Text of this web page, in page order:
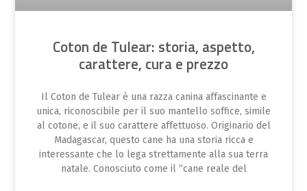
Coton de Tulear: storia, aspetto,
carattere, cura e prezzo
Il Coton de Tulear è una razza canina affascinante e
unica, riconoscibile per il suo mantello soffice, simile
al cotone, e il suo carattere affettuoso. Originario del
Madagascar, questo cane ha una storia ricca e
interessante che lo lega strettamente alla sua terra
natale. Conosciuto come il “cane reale del